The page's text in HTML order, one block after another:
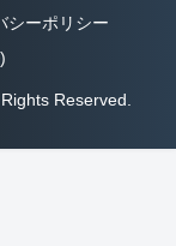
シーポリシー
Reserved.